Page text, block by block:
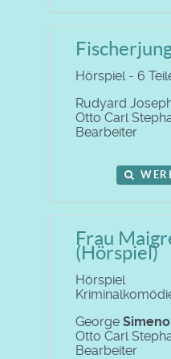
Hörspiel - 6
Rudyard
Otto Carl
Bearbeiter
Frau
(Hörspiel)
Hörspiel
George
Otto Carl
Bearbeiter